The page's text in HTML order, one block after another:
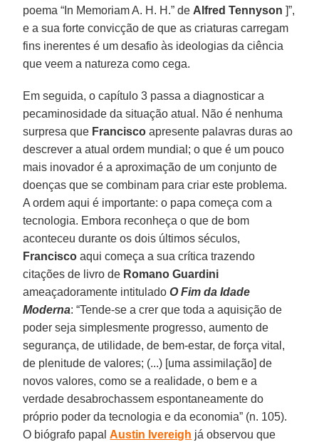
poema “In Memoriam A. H. H.” de Alfred Tennyson ]”,
e a sua forte convicção de que as criaturas carregam
fins inerentes é um desafio às ideologias da ciência
que veem a natureza como cega.
Em seguida, o capítulo 3 passa a diagnosticar a
pecaminosidade da situação atual. Não é nenhuma
surpresa que Francisco apresente palavras duras ao
descrever a atual ordem mundial; o que é um pouco
mais inovador é a aproximação de um conjunto de
doenças que se combinam para criar este problema.
A ordem aqui é importante: o papa começa com a
tecnologia. Embora reconheça o que de bom
aconteceu durante os dois últimos séculos,
Francisco aqui começa a sua crítica trazendo
citações de livro de Romano Guardini
ameaçadoramente intituladoO Fim da Idade
Moderna: “Tende-se a crer que toda a aquisição de
poder seja simplesmente progresso, aumento de
segurança, de utilidade, de bem-estar, de força vital,
de plenitude de valores; (...) [uma assimilação] de
novos valores, como se a realidade, o bem e a
verdade desabrochassem espontaneamente do
próprio poder da tecnologia e da economia” (n. 105).
O biógrafo papalAustin Ivereigh já observou que